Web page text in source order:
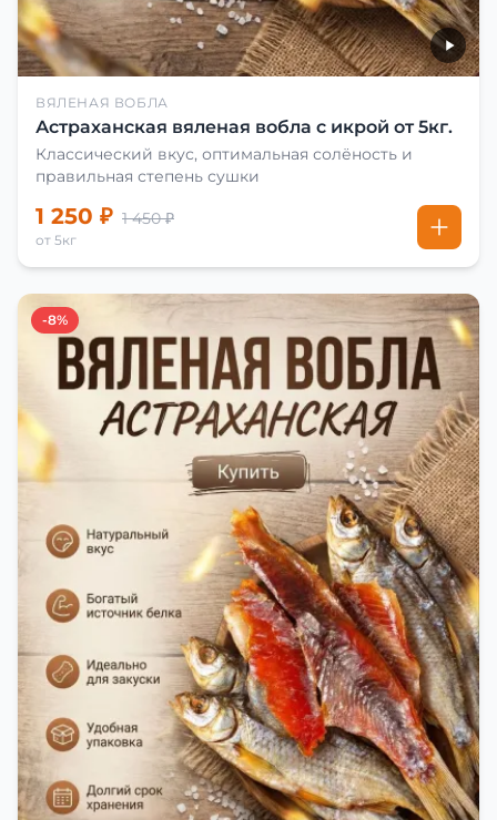
ВЯЛЕНАЯ ВОБЛА
Астраханская вяленая вобла с икрой от 5кг.
Классический вкус, оптимальная солёность и
правильная степень сушки
1 250 ₽ 1 450 ₽
от 5кг
-8%